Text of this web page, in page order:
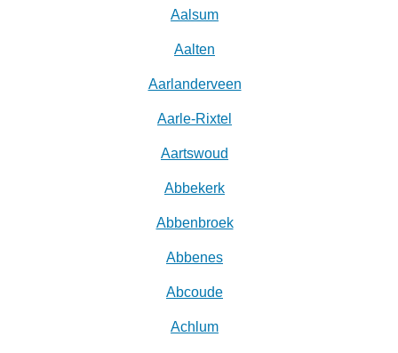
Aalsum
Aalten
Aarlanderveen
Aarle-Rixtel
Aartswoud
Abbekerk
Abbenbroek
Abbenes
Abcoude
Achlum